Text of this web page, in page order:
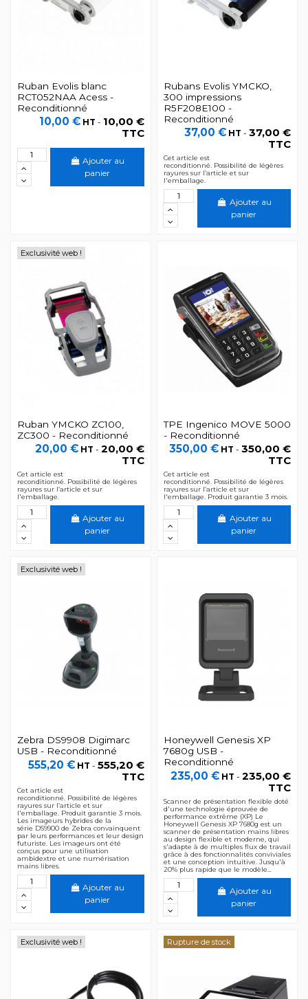
Ruban Evolis blanc
RCT052NAA Acess -
Reconditionné
10,00 € HT - 10,00 €
TTC
Ajouter au
panier
Rubans Evolis YMCKO,
300 impressions
R5F208E100 -
Reconditionné
37,00 € HT -37,00 €
TTC
Cet article est
reconditionné. Possibilité de légères
rayures sur l’article et sur
l'emballage.
Ajouter au
panier
Exclusivité web !
Ruban YMCKO ZC100,
ZC300 - Reconditionné
20,00 € HT -20,00 €
TTC
Cet article est
reconditionné. Possibilité de légères
rayures sur l’article et sur
l'emballage.
Ajouter au
panier
TPE Ingenico MOVE 5000
- Reconditionné
350,00 € HT -350,00 €
TTC
Cet article est
reconditionné. Possibilité de légères
rayures sur l’article et sur
l'emballage. Produit garantie 3 mois.
Ajouter au
panier
Exclusivité web !
Zebra DS9908 Digimarc
USB - Reconditionné
555,20 € HT -555,20 €
TTC
Cet article est
reconditionné. Possibilité de légères
rayures sur l’article et sur
l'emballage. Produit garantie 3 mois.
Les imageurs hybrides de la
série DS9900 de Zebra convainquent
par leurs performances et leur design
futuriste. Les imageurs ont été
conçus pour une utilisation
ambidextre et une numérisation
mains libres.
Ajouter au
panier
Honeywell Genesis XP
7680g USB -
Reconditionné
235,00 € HT -235,00 €
TTC
Scanner de présentation flexible doté
d'une technologie éprouvée de
performance extrême (XP) Le
Honeywell Genesis XP 7680g est un
scanner de présentation mains libres
au design flexible et moderne, qui
s'adapte à de multiples flux de travail
grâce à des fonctionnalités conviviales
et une conception intuitive. Jusqu'à
20% plus rapide que le modèle...
Ajouter au
panier
Exclusivité web ! Rupture de stock